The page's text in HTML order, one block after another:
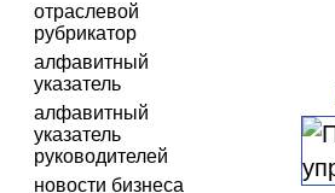
отраслевой
рубрикатор
алфавитный
указатель
алфавитный
указатель
руководителей
новости бизнеса